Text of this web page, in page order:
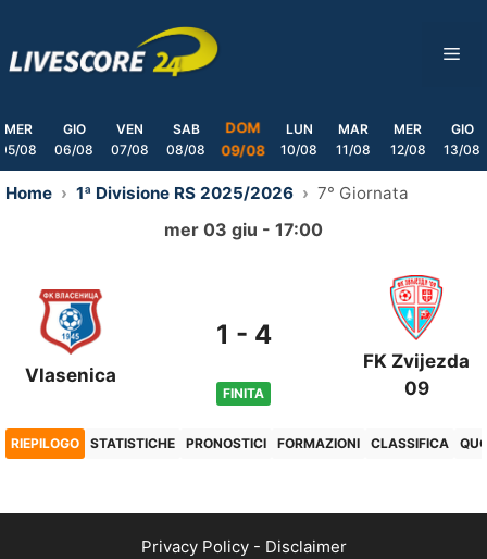
content
MER
05/08
GIO
06/08
VEN
07/08
SAB
08/08
DOM
09/08
LUN
10/08
MAR
11/08
MER
12/08
GIO
13/08
Home 1ª Divisione RS 2025/2026 7° Giornata
mer 03 giu - 17:00
Vlasenica
1 - 4
FINITA
FK Zvijezda
09
RIEPILOGO STATISTICHE PRONOSTICI FORMAZIONI CLASSIFICA
Privacy Policy- Disclaimer